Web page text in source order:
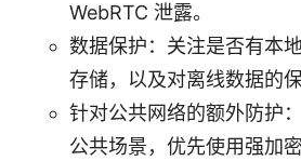
WebRTC 泄露。
数据保护：关注是否有本
存储，以及对离线数据的保
针对公共网络的额外防护
公共场景，优先使用强加